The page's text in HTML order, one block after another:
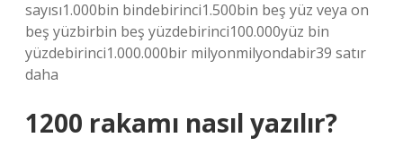
sayısı1.000bin bindebirinci1.500bin beş yüz veya on
beş yüzbirbin beş yüzdebirinci100.000yüz bin
yüzdebirinci1.000.000bir milyonmilyondabir39 satır
daha
1200 rakamı nasıl yazılır?